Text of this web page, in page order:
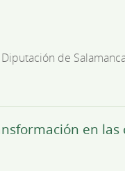
Diputación de Salamanca
en las